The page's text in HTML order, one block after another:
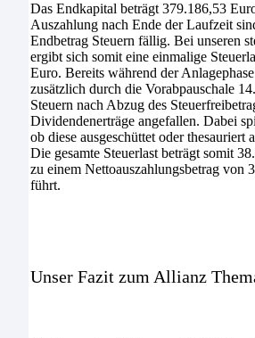
Das Endkapital beträgt 379.186,53
Auszahlung nach Ende der Laufzeit
Endbetrag Steuern fällig. Bei unseren
ergibt sich somit eine einmalige
Euro. Bereits während der
zusätzlich durch die Vorabpauschale
Steuern nach Abzug des
Dividendenerträge angefallen. Dabei
ob diese ausgeschüttet oder thesauriert
Die gesamte Steuerlast beträgt somit
zu einem Nettoauszahlungsbetrag von
führt.
Unser Fazit zum Allianz